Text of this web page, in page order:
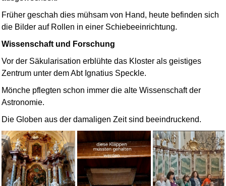
Früher geschah dies mühsam von Hand, heute befinden sich
die Bilder auf Rollen in einer Schiebeeinrichtung.
Wissenschaft und Forschung
Vor der Säkularisation erblühte das Kloster als geistiges
Zentrum unter dem Abt Ignatius Speckle.
Mönche pflegten schon immer die alte Wissenschaft der
Astronomie.
Die Globen aus der damaligen Zeit sind beeindruckend.